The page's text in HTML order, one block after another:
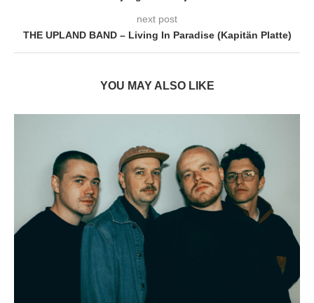
next post
THE UPLAND BAND – Living In Paradise (Kapitän Platte)
YOU MAY ALSO LIKE